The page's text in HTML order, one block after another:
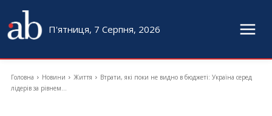
П'ятниця, 7 Серпня, 2026
Головна Новини Життя
Втрати, які поки не видно в бюджеті: Україна серед
лідерів за рівнем...